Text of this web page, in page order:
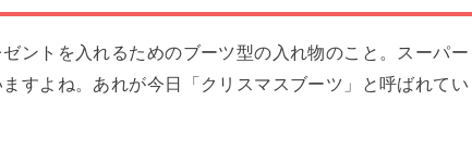
ントを入れるためのブーツ型の入れ物のこと。スーパー
すよね。あれが今日「クリスマスブーツ」と呼ばれてい